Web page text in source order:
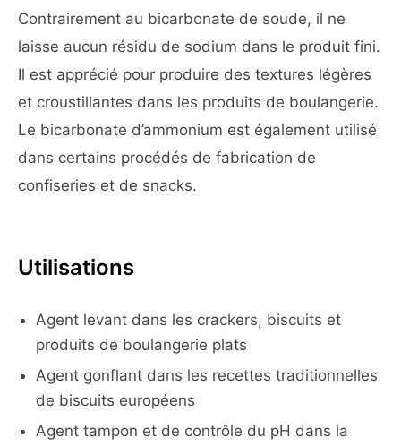
Contrairement au bicarbonate de soude, il ne
laisse aucun résidu de sodium dans le produit fini.
Il est apprécié pour produire des textures légères
et croustillantes dans les produits de boulangerie.
Le bicarbonate d’ammonium est également utilisé
dans certains procédés de fabrication de
confiseries et de snacks.
Utilisations
Agent levant dans les crackers, biscuits et
produits de boulangerie plats
Agent gonflant dans les recettes traditionnelles
de biscuits européens
Agent tampon et de contrôle du pH dans la